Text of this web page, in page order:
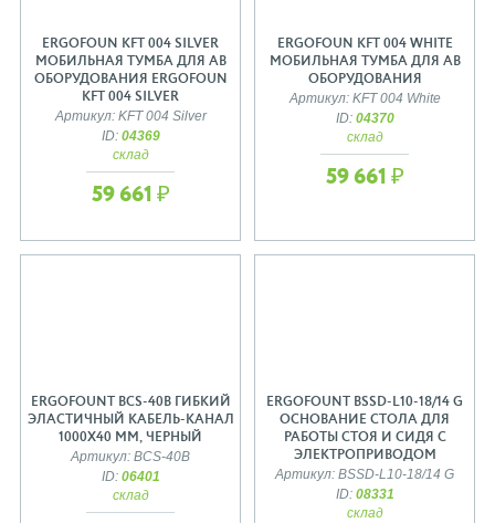
ERGOFOUN KFT 004 SILVER
МОБИЛЬНАЯ ТУМБА ДЛЯ АВ
ОБОРУДОВАНИЯ ERGOFOUN
KFT 004 SILVER
Артикул: KFT 004 Silver
ID: 04369
склад
59 661 ₽
ERGOFOUN KFT 004 WHITE
МОБИЛЬНАЯ ТУМБА ДЛЯ АВ
ОБОРУДОВАНИЯ
Артикул: KFT 004 White
ID: 04370
склад
59 661 ₽
ERGOFOUNT BCS-40B ГИБКИЙ
ЭЛАСТИЧНЫЙ КАБЕЛЬ-КАНАЛ
1000Х40 ММ, ЧЕРНЫЙ
Артикул: BCS-40B
ID: 06401
склад
ERGOFOUNT BSSD-L10-18/14 G
ОСНОВАНИЕ СТОЛА ДЛЯ
РАБОТЫ СТОЯ И СИДЯ С
ЭЛЕКТРОПРИВОДОМ
Артикул: BSSD-L10-18/14 G
ID: 08331
склад